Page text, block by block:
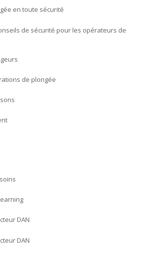
en toute sécurité
de sécurité pour les opérateurs de
de plongée
DAN
DAN